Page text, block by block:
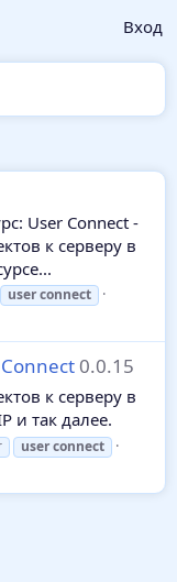
Вход
User Connect -
к серверу в
userconnect
0.0.15
к серверу в
и так далее.
userconnect